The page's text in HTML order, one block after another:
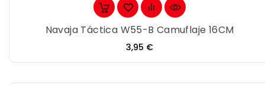
Navaja Táctica W55-B Camuflaje 16CM
Precio
3,95 €